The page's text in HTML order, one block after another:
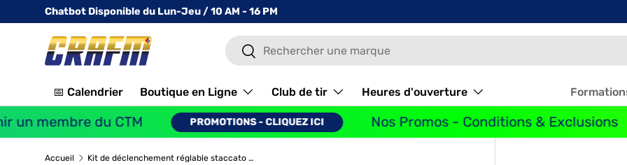
ALLER AU CONTENU
Chatbot Disponible du Lun-Jeu / 10 AM - 16 PM
Recherche
Recherche
📅 Calendrier Boutique en Ligne Club de tir Heures d'ouverture
membre du CTM PROMOTIONS - CLIQUEZ ICI Nos Promos - Conditions & Exclusions
Accueil Kit de déclenchement réglable staccato - différentes catégories de kit